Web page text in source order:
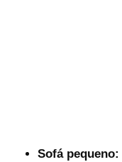
Sofá pequeno: